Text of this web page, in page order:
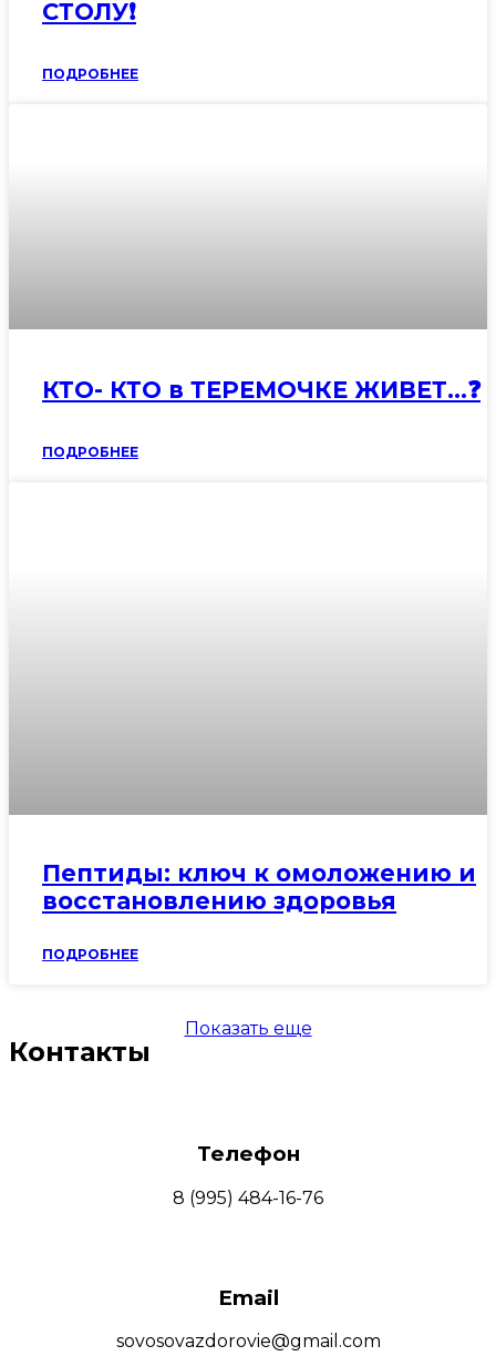
СТОЛУ❗️
ПОДРОБНЕЕ
КТО- КТО в ТЕРЕМОЧКЕ ЖИВЕТ…❓
ПОДРОБНЕЕ
Пептиды: ключ к омоложению и
восстановлению здоровья
ПОДРОБНЕЕ
Показать еще
Контакты
Телефон
8 (995) 484-16-76
Email
sovosovazdorovie@gmail.com